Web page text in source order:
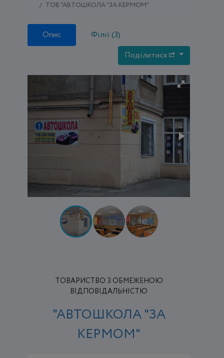
ТОВ "АВТОШКОЛА "ЗА КЕРМОМ"
Опис
Філії (3)
Поділитися
ТОВАРИСТВО З ОБМЕЖЕНОЮ
ВІДПОВІДАЛЬНІСТЮ
"АВТОШКОЛА "ЗА
КЕРМОМ"